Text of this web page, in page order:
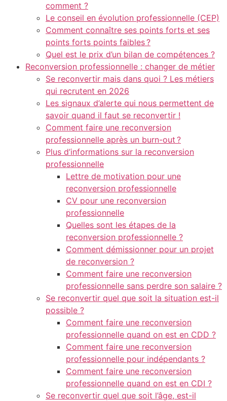
comment ?
Le conseil en évolution professionnelle (CEP)
Comment connaître ses points forts et ses
points forts points faibles ?
Quel est le prix d’un bilan de compétences ?
Reconversion professionnelle : changer de métier
Se reconvertir mais dans quoi ? Les métiers
qui recrutent en 2026
Les signaux d’alerte qui nous permettent de
savoir quand il faut se reconvertir !
Comment faire une reconversion
professionnelle après un burn-out ?
Plus d’informations sur la reconversion
professionnelle
Lettre de motivation pour une
reconversion professionnelle
CV pour une reconversion
professionnelle
Quelles sont les étapes de la
reconversion professionnelle ?
Comment démissionner pour un projet
de reconversion ?
Comment faire une reconversion
professionnelle sans perdre son salaire ?
Se reconvertir quel que soit la situation est-il
possible ?
Comment faire une reconversion
professionnelle quand on est en CDD ?
Comment faire une reconversion
professionnelle pour indépendants ?
Comment faire une reconversion
professionnelle quand on est en CDI ?
Se reconvertir quel que soit l’âge, est-il
fonctionnalité
structure du
site Web, en
fonction de
la façon dont
le site Web
est utilisé.
Experience
Afin que notre
fonctionne
aussi bien que
possible lors
fonctionnalités
En partageant
votre intérêt et
comportement
contenu et